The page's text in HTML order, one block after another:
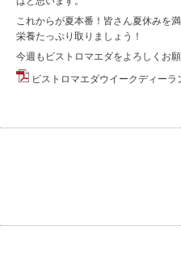
これからが夏本番！皆さん夏休みを
栄養たっぷり取りましょう！
今週もビストロマエダをよろしくお願
ビストロマエダウイークディー